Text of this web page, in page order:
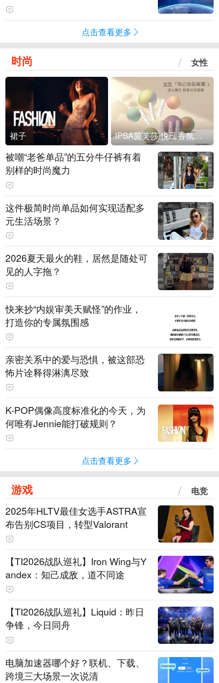
点击查看更多
时尚 女性
裙子 IPSA茵芙莎 悦己香氛凝露上市
被嘲“老爸单品”的五分牛仔裤有着
别样的时尚魔力
这件极简时尚单品如何实现适配多
元生活场景？
2026夏天最火的鞋，居然是随处可
见的人字拖？
快来抄“内娱审美天赋怪”的作业，
打造你的专属氛围感
亲密关系中的爱与恐惧，被这部恐
怖片诠释得淋漓尽致
K-POP偶像高度标准化的今天，为
何唯有Jennie能打破规则？
点击查看更多
游戏 电竞
2025年HLTV最佳女选手ASTRA宣
布告别CS项目，转型Valorant
【TI2026战队巡礼】Iron Wing与Y
andex：知己成敌，道不同途
【TI2026战队巡礼】Liquid：昨日
争锋，今日同舟
电脑加速器哪个好？联机、下载、
跨境三大场景一次说清